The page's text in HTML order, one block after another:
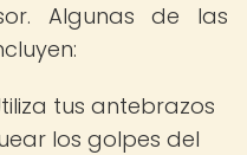
Algunas de las
tus antebrazos
los golpes del